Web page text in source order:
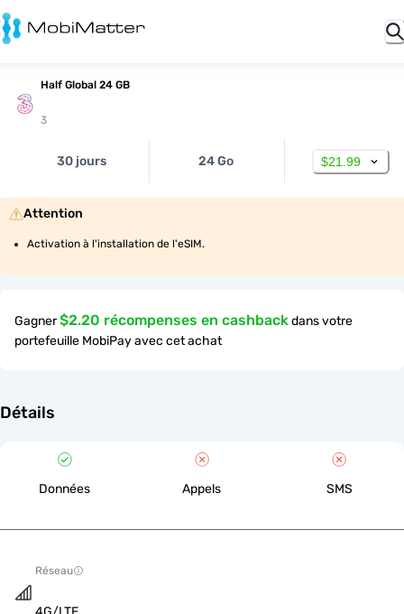
Half Global 24 GB
3
30 jours 24 Go $21.99
Attention
Activation à l'installation de l'eSIM.
Gagner$2.20 récompenses en cashbackdans votre
portefeuille MobiPay avec cet achat
Détails
Données Appels SMS
Réseau